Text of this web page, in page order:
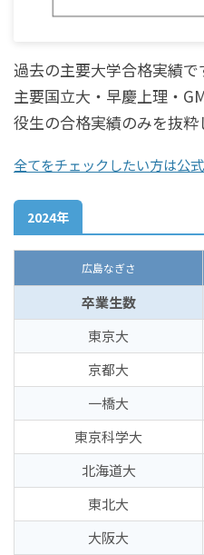
過去の主要大学合格実績で
主要国立大・早慶上理・
役生の合格実績のみを抜粋
全てをチェックしたい方は公
2024年
広島なぎさ
卒業生数
東京大
京都大
一橋大
東京科学大
北海道大
東北大
大阪大